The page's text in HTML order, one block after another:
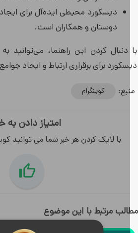
دیسکورد محیطی ایده‌آل برای ایجاد
دوستان و همکاران است.
دنبال کردن این راهنما، می‌توانید به
برای برقراری ارتباط و ایجاد جوامع
کوینگرام
امتیاز دادن به خبر
با لایک کردن هر خبر شما می توانید
مرتبط با این موضوع